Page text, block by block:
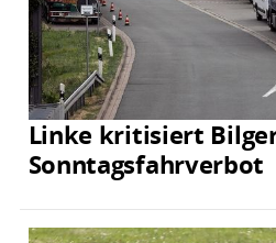
Linke kritisiert
Sonntagsfahrverbot